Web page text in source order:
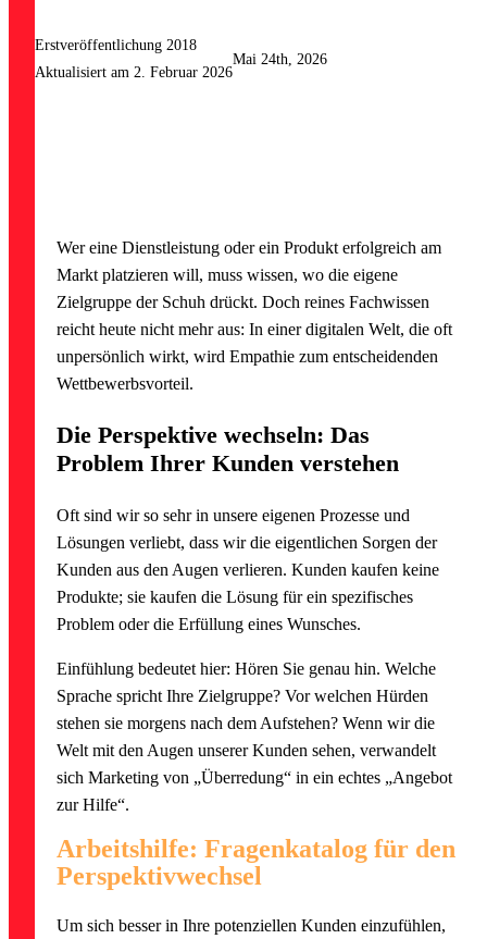
Erstveröffentlichung 2018
Aktualisiert am 2. Februar 2026
Mai 24th, 2026
Wer eine Dienstleistung oder ein Produkt erfolgreich am
Markt platzieren will, muss wissen, wo die eigene
Zielgruppe der Schuh drückt. Doch reines Fachwissen
reicht heute nicht mehr aus: In einer digitalen Welt, die oft
unpersönlich wirkt, wird Empathie zum entscheidenden
Wettbewerbsvorteil.
Die Perspektive wechseln: Das
Problem Ihrer Kunden verstehen
Oft sind wir so sehr in unsere eigenen Prozesse und
Lösungen verliebt, dass wir die eigentlichen Sorgen der
Kunden aus den Augen verlieren. Kunden kaufen keine
Produkte; sie kaufen die Lösung für ein spezifisches
Problem oder die Erfüllung eines Wunsches.
Einfühlung bedeutet hier: Hören Sie genau hin. Welche
Sprache spricht Ihre Zielgruppe? Vor welchen Hürden
stehen sie morgens nach dem Aufstehen? Wenn wir die
Welt mit den Augen unserer Kunden sehen, verwandelt
sich Marketing von „Überredung“ in ein echtes „Angebot
zur Hilfe“.
Arbeitshilfe: Fragenkatalog für den
Perspektivwechsel
Um sich besser in Ihre potenziellen Kunden einzufühlen,